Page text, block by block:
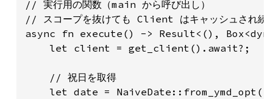
// 実行用の関数（main から呼び出し）
// スコープを抜けても Client はキャッシュされ続
async fn execute() -> Result<(),
    let client = get_client().await?;
    // 祝日を取得
let date =